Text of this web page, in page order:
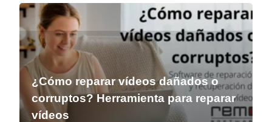
¿Cómo reparar vídeos dañados o
corruptos? Herramienta para reparar
vídeos